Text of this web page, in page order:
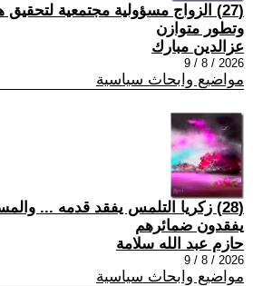
(27) الزواج مسؤولية مجتمعية لتحقيق
وتطور متوازن
عزالدين مبارك
2026 / 8 / 9
مواضيع وابحاث سياسية
(28) زكريا التلمس يفقد قدمه ...
يفقدون ضمائرهم
حازم عبد الله سلامة
2026 / 8 / 9
مواضيع وابحاث سياسية